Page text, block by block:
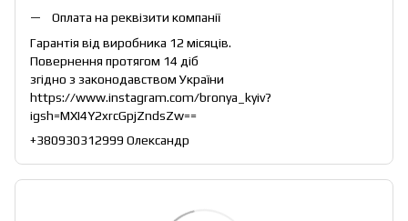
Оплата на реквізити компанії
Гарантія від виробника 12 місяців.
Повернення протягом 14 діб
згідно з законодавством України
https://www.instagram.com/bronya_kyiv?
igsh=MXI4Y2xrcGpjZndsZw==
+380930312999 Олександр